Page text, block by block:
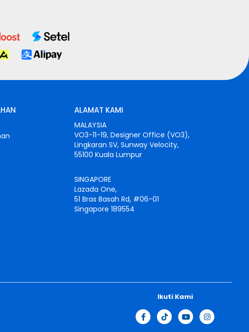
ALAMAT KAMI
MALAYSIA
VO3-11-19, Designer Office (VO3),
Lingkaran SV, Sunway Velocity,
55100 Kuala Lumpur
SINGAPORE
Lazada One,
51 Bras Basah Rd, #06-01
Singapore 189554
Ikuti Kami